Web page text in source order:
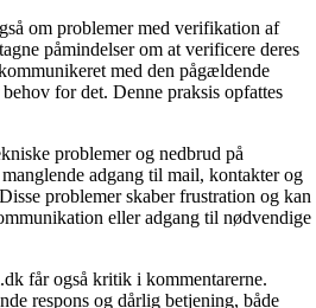
om problemer med verifikation af
påmindelser om at verificere deres
med den pågældende
for det. Denne praksis opfattes
problemer og nedbrud på
adgang til mail, kontakter og
problemer skaber frustration og kan
eller adgang til nødvendige
får også kritik i kommentarerne.
respons og dårlig betjening, både